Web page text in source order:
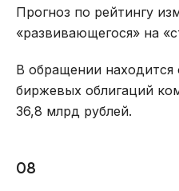
Прогноз по рейтингу
«развивающегося» на
В обращении находится
биржевых облигаций
36,8 млрд рублей.
08